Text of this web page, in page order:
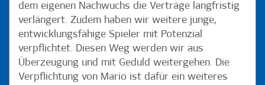
dem eigenen Nachwuchs die Verträge langfristig
verlängert. Zudem haben wir weitere junge,
entwicklungsfähige Spieler mit Potenzial
verpflichtet. Diesen Weg werden wir aus
Überzeugung und mit Geduld weitergehen. Die
Verpflichtung von Mario ist dafür ein weiteres